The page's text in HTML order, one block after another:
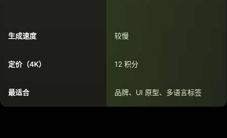
生成速度 较慢
定价（4K） 12 积分
最适合 品牌、UI 原型、多语言标签